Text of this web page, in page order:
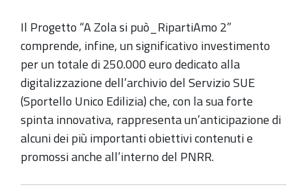
Il Progetto “A Zola si può_RipartiAmo 2”
comprende, infine, un significativo investimento
per un totale di 250.000 euro dedicato alla
digitalizzazione dell’archivio del Servizio SUE
(Sportello Unico Edilizia) che, con la sua forte
spinta innovativa, rappresenta un’anticipazione di
alcuni dei più importanti obiettivi contenuti e
promossi anche all’interno del PNRR.